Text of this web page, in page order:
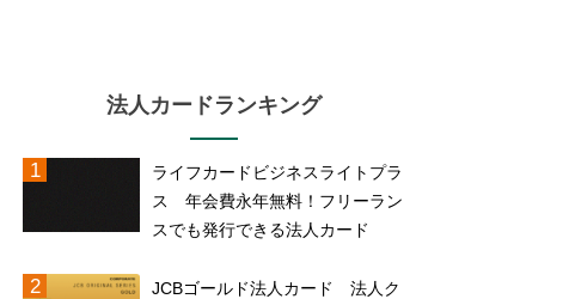
法人カードランキング
ライフカードビジネスライトプラ
ス 年会費永年無料！フリーラン
スでも発行できる法人カード
JCBゴールド法人カード 法人ク